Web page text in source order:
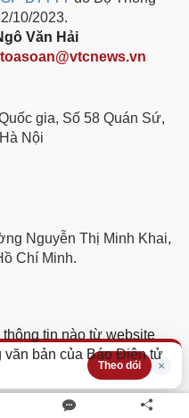
Theo dõi ×
10/2023.
Văn Hải
toasoan@vtcnews.vn
gia, Số 58 Quán Sứ,
Nội
Nguyễn Thị Minh Khai,
Chí Minh.
tin nào từ website
văn bản của Báo Điện tử